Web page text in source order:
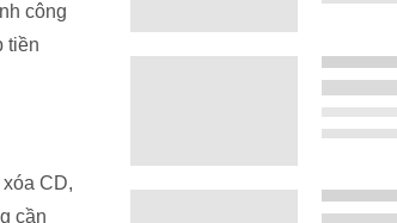
công
tiền
CD,
cần